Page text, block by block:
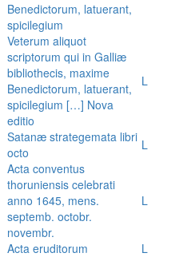
Benedictorum, latuerant,
spicilegium
Veterum aliquot
scriptorum qui in Galliæ
bibliothecis, maxime
Benedictorum, latuerant,
spicilegium […] Nova
editio
L
Satanæ strategemata libri
octo
L
Acta conventus
thoruniensis celebrati
anno 1645, mens.
septemb. octobr.
novembr.
L
Acta eruditorum
L